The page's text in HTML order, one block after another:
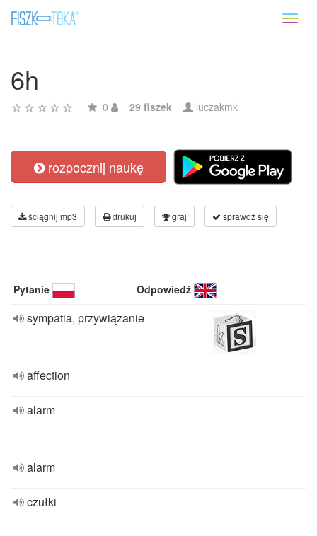
6h
0 29 fiszek luczakmk
rozpocznij naukę
ściągnij mp3 drukuj graj sprawdź się
Pytanie Odpowiedź
sympatia, przywiązanie
affection
alarm
alarm
czułki